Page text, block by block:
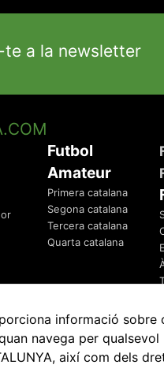
te a la newsletter
Futbol
Amateur
Primera catalana
Segona catalana
Tercera catalana
Quarta catalana
informació sobre
navega per
així com dels